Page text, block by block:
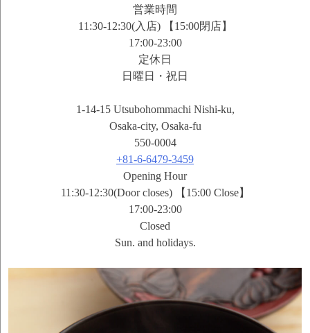
営業時間
11:30-12:30(入店) 【15:00閉店】
17:00-23:00
定休日
日曜日・祝日
1-14-15 Utsubohommachi Nishi-ku,
Osaka-city, Osaka-fu
550-0004
+81-6-6479-3459
Opening Hour
11:30-12:30(Door closes) 【15:00 Close】
17:00-23:00
Closed
Sun. and holidays.